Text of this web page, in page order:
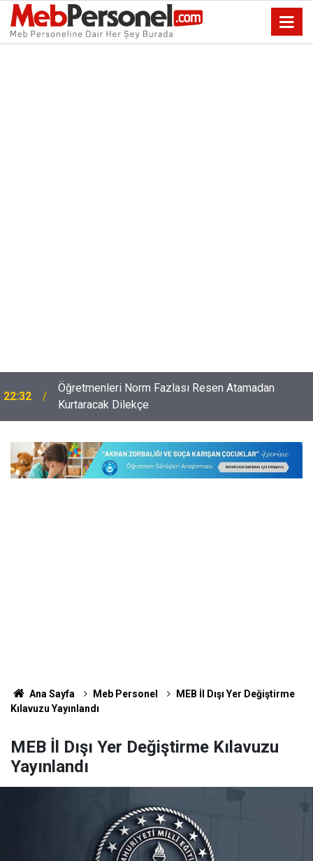
22:32
Öğretmenleri Norm Fazlası Resen Atamadan
Kurtaracak Dilekçe
Ana Sayfa Meb Personel
MEB İl Dışı Yer Değiştirme
Kılavuzu Yayınlandı
MEB İl Dışı Yer Değiştirme Kılavuzu
Yayınlandı